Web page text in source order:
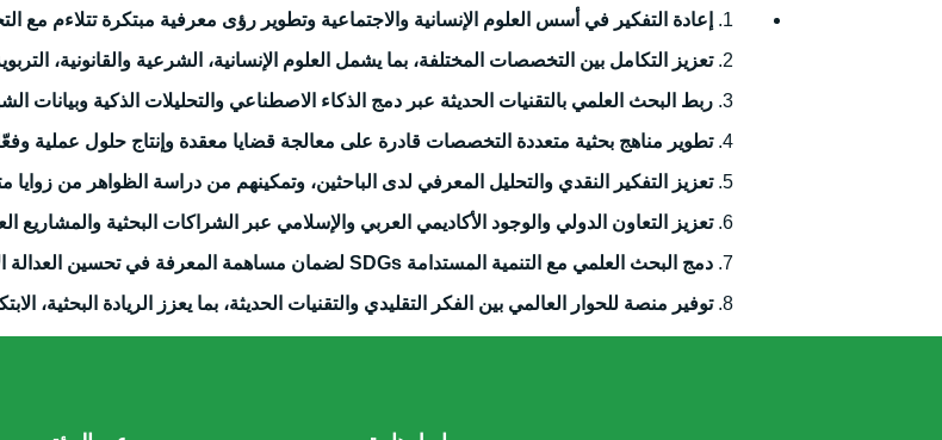
إعادة التفكير في أسس العلوم الإنسانية والاجتماعية وتطوير رؤى معرفية مبتكرة تتلاءم مع
تعزيز التكامل بين التخصصات المختلفة، بما يشمل العلوم الإنسانية، الشرعية والقانونية،
ربط البحث العلمي بالتقنيات الحديثة عبر دمج الذكاء الاصطناعي والتحليلات الذكية وبيانات
تطوير مناهج بحثية متعددة التخصصات قادرة على معالجة قضايا معقدة وإنتاج حلول عملية
تعزيز التفكير النقدي والتحليل المعرفي لدى الباحثين، وتمكينهم من دراسة الظواهر من زوايا
تعزيز التعاون الدولي والوجود الأكاديمي العربي والإسلامي عبر الشراكات البحثية والمشاريع
دمج البحث العلمي مع التنمية المستدامة
لضمان مساهمة المعرفة في تحسين العدالة
توفير منصة للحوار العالمي بين الفكر التقليدي والتقنيات الحديثة، بما يعزز الريادة البحثية،